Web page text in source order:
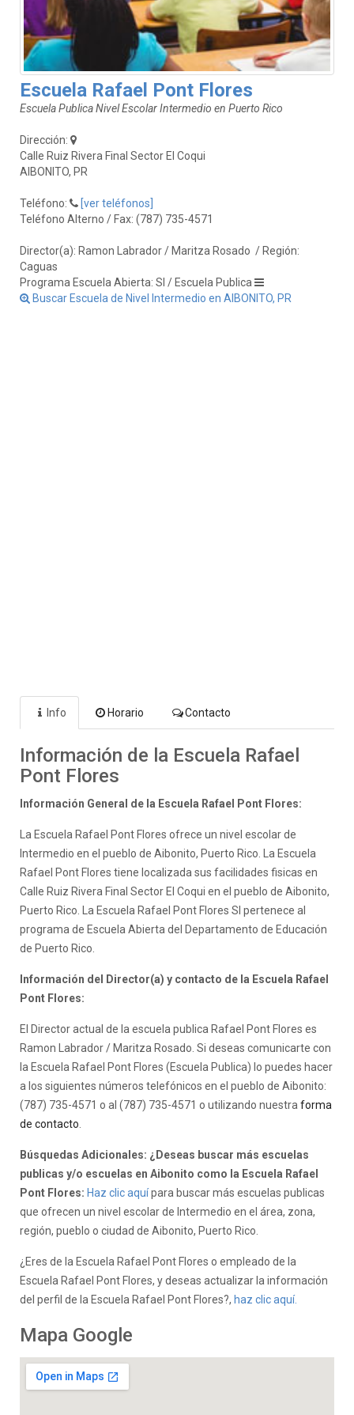
Escuela Rafael Pont Flores
Escuela Publica Nivel Escolar Intermedio en Puerto Rico
Dirección:
Calle Ruiz Rivera Final Sector El Coqui
AIBONITO, PR
Teléfono:
[ver teléfonos]
Teléfono Alterno / Fax: (787) 735-4571
Director(a): Ramon Labrador / Maritza Rosado / Región:
Caguas
Programa Escuela Abierta: SI / Escuela Publica
Buscar Escuela de Nivel Intermedio en AIBONITO, PR
Info Horario Contacto
Información de la Escuela Rafael
Pont Flores
Información General de la Escuela Rafael Pont Flores:
La Escuela Rafael Pont Flores ofrece un nivel escolar de
Intermedio en el pueblo de Aibonito, Puerto Rico. La Escuela
Rafael Pont Flores tiene localizada sus facilidades fisicas en
Calle Ruiz Rivera Final Sector El Coqui en el pueblo de Aibonito,
Puerto Rico. La Escuela Rafael Pont Flores SI pertenece al
programa de Escuela Abierta del Departamento de Educación
de Puerto Rico.
Información del Director(a) y contacto de la Escuela Rafael
Pont Flores:
El Director actual de la escuela publica Rafael Pont Flores es
Ramon Labrador / Maritza Rosado. Si deseas comunicarte con
la Escuela Rafael Pont Flores (Escuela Publica) lo puedes hacer
a los siguientes números telefónicos en el pueblo de Aibonito:
(787) 735-4571 o al (787) 735-4571 o utilizando nuestra forma
de contacto
Búsquedas Adicionales: ¿Deseas buscar más escuelas
publicas y/o escuelas en Aibonito como la Escuela Rafael
Pont Flores: Haz clic aquípara buscar más escuelas publicas
que ofrecen un nivel escolar de Intermedio en el área, zona,
región, pueblo o ciudad de Aibonito, Puerto Rico.
¿Eres de la Escuela Rafael Pont Flores o empleado de la
Escuela Rafael Pont Flores, y deseas actualizar la información
del perfil de la Escuela Rafael Pont Flores?, haz clic aquí.
Mapa Google